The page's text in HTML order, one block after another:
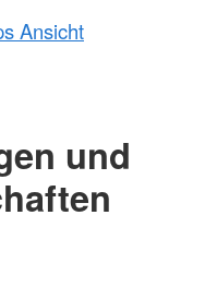
Ansicht
und